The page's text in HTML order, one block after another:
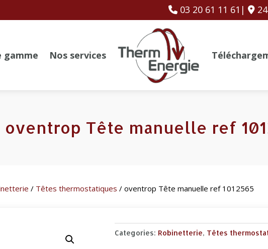
03 20 61 11 61|
gamme Nos services
oventrop Tête manuelle ref
/ Têtes thermostatiques / oventrop Tête manuelle ref 1012565
Categories: Robinetterie, Têtes